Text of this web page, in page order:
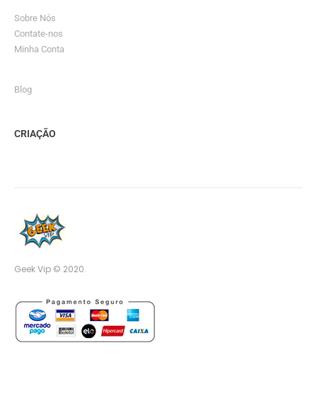
Sobre Nós
Contate-nos
Minha Conta
Blog
CRIAÇÃO
Geek Vip © 2020.